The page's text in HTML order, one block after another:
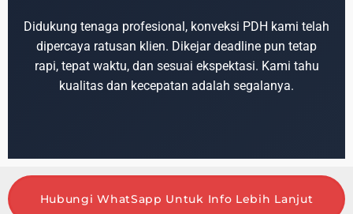
Didukung tenaga profesional, konveksi PDH kami telah
dipercaya ratusan klien. Dikejar deadline pun tetap
rapi, tepat waktu, dan sesuai ekspektasi. Kami tahu
kualitas dan kecepatan adalah segalanya.
Hubungi WhatSapp Untuk Info Lebih Lanjut